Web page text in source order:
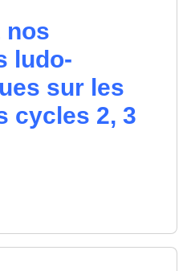
nos
ludo-
sur les
cycles 2, 3